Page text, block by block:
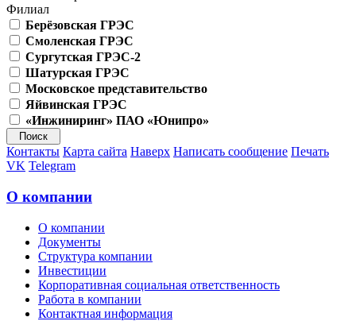
Филиал
Берёзовская ГРЭС
Смоленская ГРЭС
Сургутская ГРЭС-2
Шатурская ГРЭС
Московское представительство
Яйвинская ГРЭС
«Инжиниринг» ПАО «Юнипро»
Контакты Карта сайта Наверх Написать сообщение Печать
VK Telegram
О компании
О компании
Документы
Структура компании
Инвестиции
Корпоративная социальная ответственность
Работа в компании
Контактная информация